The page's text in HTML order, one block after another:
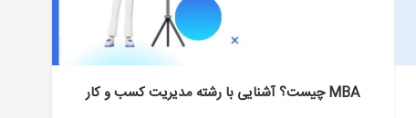
MBA چیست؟ آشنایی با رشته مدیریت کسب و کار